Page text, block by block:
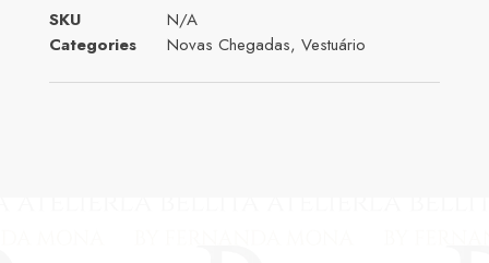
SKU
N/A
Categories
Novas Chegadas, Vestuário